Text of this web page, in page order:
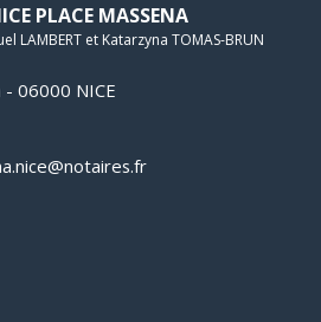
PLACE MASSENA
LAMBERT et Katarzyna TOMAS-BRUN
- 06000 NICE